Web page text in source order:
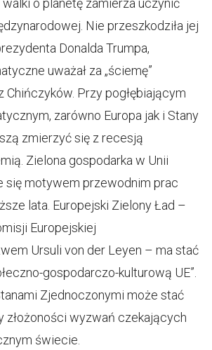
Nie przeszkodziła jej
Donalda Trumpa,
uważał za „ściemę”
Przy pogłębiającym
zarówno Europa jak i Stany
zmierzyć się z recesją
Zielona gospodarka w Unii
się motywem przewodnim prac
lata. Europejski Zielony Ład –
Europejskiej
Ursuli von der Leyen – ma stać
gospodarczo-kulturową UE”.
Zjednoczonymi może stać
złożoności wyzwań czekających
świecie.